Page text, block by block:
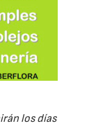
los días